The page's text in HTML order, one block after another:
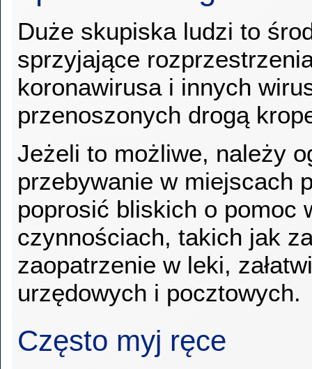
Duże skupiska ludzi to
sprzyjające
koronawirusa i innych
przenoszonych drogą
Jeżeli to możliwe, należy
przebywanie w miejscach
poprosić bliskich o pomoc
czynnościach, takich jak
zaopatrzenie w leki,
urzędowych i pocztowych.
Często myj ręce